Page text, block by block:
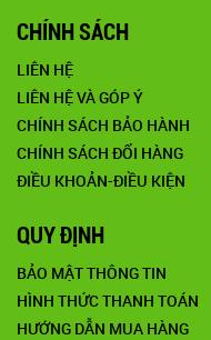
CHÍNH SÁCH
LIÊN HỆ
LIÊN HỆ VÀ GÓP Ý
CHÍNH SÁCH BẢO HÀNH
CHÍNH SÁCH ĐỔI HÀNG
ĐIỀU KHOẢN-ĐIỀU KIỆN
QUY ĐỊNH
BẢO MẬT THÔNG TIN
HÌNH THỨC THANH TOÁN
HƯỚNG DẪN MUA HÀNG